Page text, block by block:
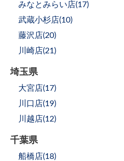
みなとみらい店(17)
武蔵小杉店(10)
藤沢店(20)
川崎店(21 )
埼玉県
大宮店(17)
川口店(19)
川越店(12)
千葉県
船橋店(18)